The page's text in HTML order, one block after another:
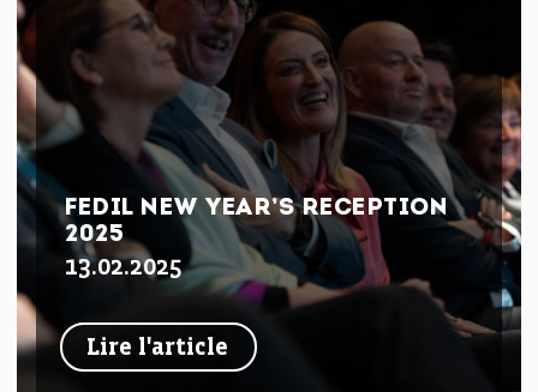
FEDIL NEW YEAR’S RECEPTION
2025
Lire l'article
13.02.2025